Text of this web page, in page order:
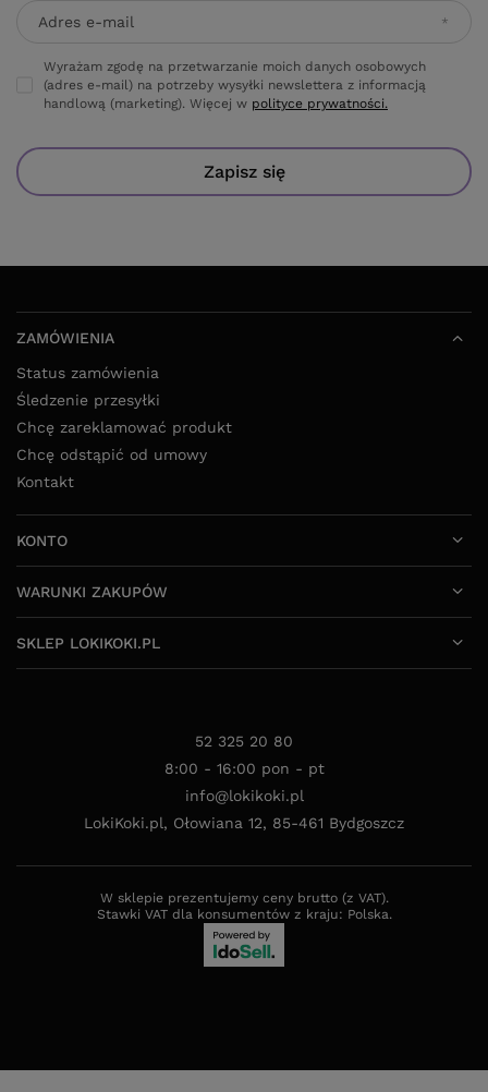
Adres e-mail
Wyrażam zgodę na przetwarzanie moich danych osobowych
(adres e-mail) na potrzeby wysyłki newslettera z informacją
handlową (marketing). Więcej w polityce prywatności.
Zapisz się
ZAMÓWIENIA
Status zamówienia
Śledzenie przesyłki
Chcę zareklamować produkt
Chcę odstąpić od umowy
Kontakt
KONTO
WARUNKI ZAKUPÓW
SKLEP LOKIKOKI.PL
52 325 20 80
8:00 - 16:00 pon - pt
info@lokikoki.pl
LokiKoki.pl, Ołowiana 12, 85-461 Bydgoszcz
W sklepie prezentujemy ceny brutto (z VAT).
Stawki VAT dla konsumentów z kraju: Polska.